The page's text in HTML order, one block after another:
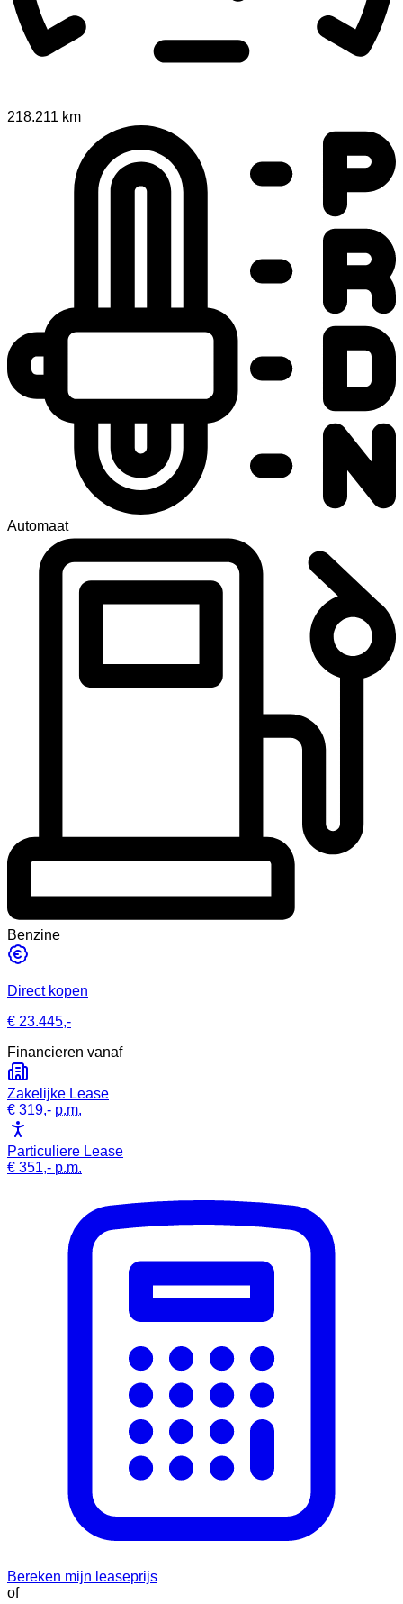
218.211 km
Automaat
Benzine
Direct kopen
€ 23.445,-
Financieren vanaf
Zakelijke Lease
€ 319,- p.m.
Particuliere Lease
€ 351,- p.m.
Bereken mijn leaseprijs
of